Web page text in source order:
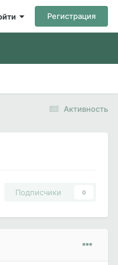
Регистрация
Активность
Подписчики 0